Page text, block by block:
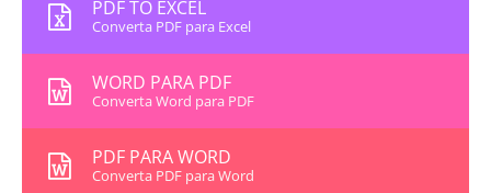
PDF TO EXCEL
Converta PDF para Excel
WORD PARA PDF
Converta Word para PDF
PDF PARA WORD
Converta PDF para Word